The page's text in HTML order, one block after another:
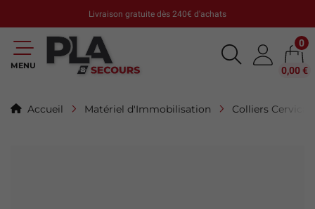
Livraison gratuite dès 240€ d'achats
MENU
0
0,00 €
Accueil Matériel d'Immobilisation Colliers